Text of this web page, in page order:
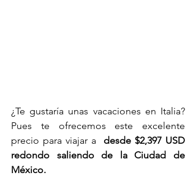
¿Te gustaría unas vacaciones en Italia?
Pues te ofrecemos este excelente
precio para viajar a
desde $2,397 USD
redondo saliendo de la Ciudad de
México.